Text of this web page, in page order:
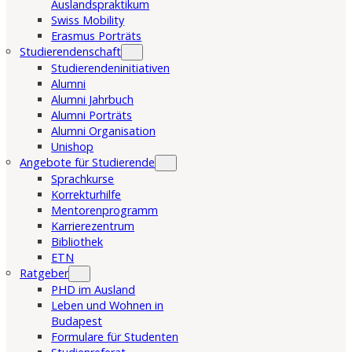
Auslandspraktikum
Swiss Mobility
Erasmus Porträts
Studierendenschaft
Studierendeninitiativen
Alumni
Alumni Jahrbuch
Alumni Porträts
Alumni Organisation
Unishop
Angebote für Studierende
Sprachkurse
Korrekturhilfe
Mentorenprogramm
Karrierezentrum
Bibliothek
ETN
Ratgeber
PHD im Ausland
Leben und Wohnen in
Budapest
Formulare für Studenten